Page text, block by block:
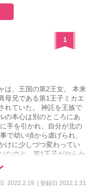
1
は、王国の第2王女。 本来
母兄である第1王子ミカエ
れていた。 神託を王族で
の本心は別のところにあ
手を引かれ、自分が北の
で幼い頃から虐げられ、
けに少しづつ変わってい
なのと、第1王子がやらか
ー本格登場は少し遅めで
かもしれませんが、よろ
2022.2.19 | 登録日 2022.1.31